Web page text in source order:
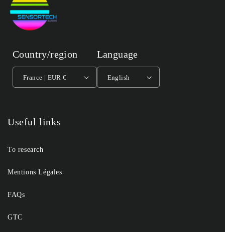
Country/region
France | EUR €
Language
English
Useful links
To research
Mentions Légales
FAQs
GTC